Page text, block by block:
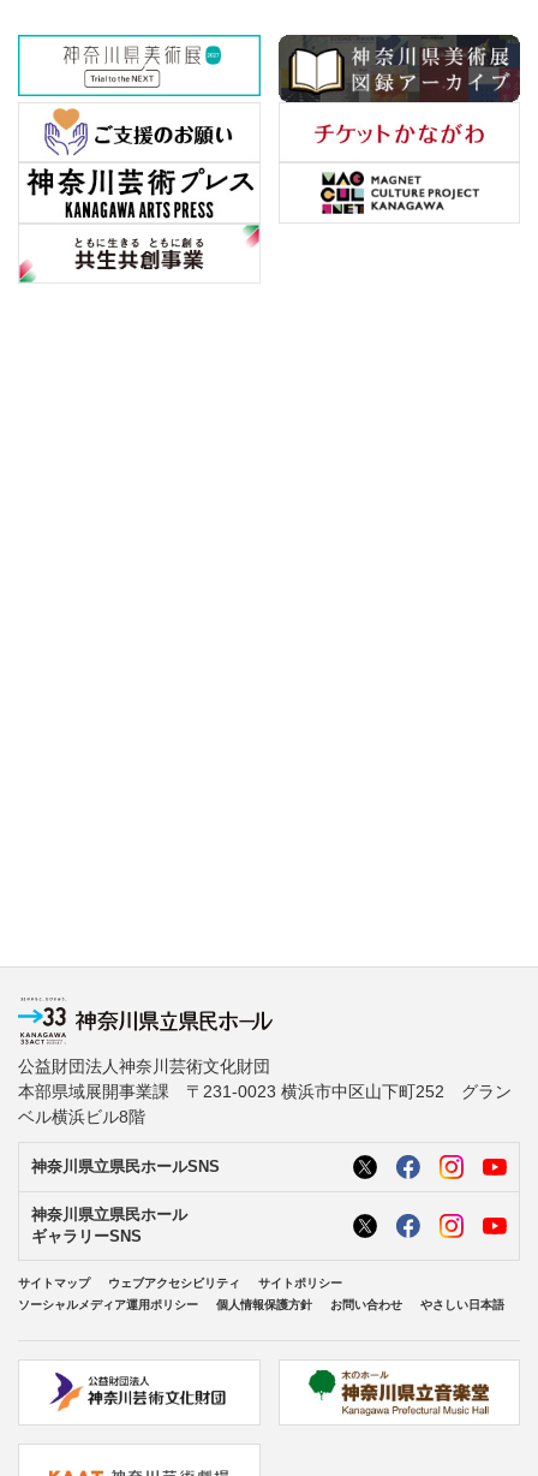
公益財団法人神奈川芸術文化財団
本部県域展開事業課 〒231-0023 横浜市中区山下町252 グラン
ベル横浜ビル8階
神奈川県立県民ホールSNS
神奈川県立県民ホール
ギャラリーSNS
サイトマップ ウェブアクセシビリティ
サイトポリシー
ソーシャルメディア運用ポリシー
個人情報保護方針 お問い合わせ やさしい日本語